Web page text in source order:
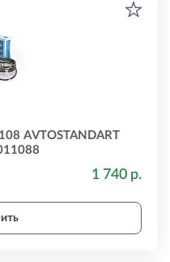
AVTOSTANDART
1 740 р.